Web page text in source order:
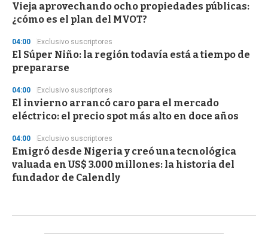
Vieja aprovechando ocho propiedades públicas:
¿cómo es el plan del MVOT?
04:00 Exclusivo suscriptores
El Súper Niño: la región todavía está a tiempo de
prepararse
04:00 Exclusivo suscriptores
El invierno arrancó caro para el mercado
eléctrico: el precio spot más alto en doce años
04:00 Exclusivo suscriptores
Emigró desde Nigeria y creó una tecnológica
valuada en US$ 3.000 millones: la historia del
fundador de Calendly